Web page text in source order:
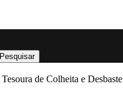
Pesquisar
Tesoura de Colheita e Desbaste